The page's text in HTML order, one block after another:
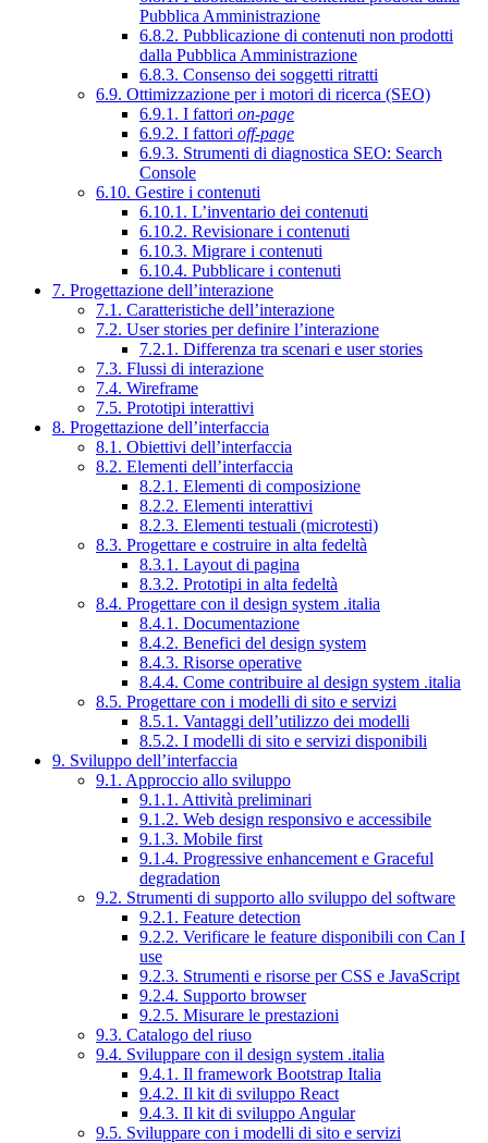
Pubblica Amministrazione
6.8.2. Pubblicazione di contenuti non prodotti
dalla Pubblica Amministrazione
6.8.3. Consenso dei soggetti ritratti
6.9. Ottimizzazione per i motori di ricerca (SEO)
6.9.1. I fattori on-page
6.9.2. I fattori off-page
6.9.3. Strumenti di diagnostica SEO: Search
Console
6.10. Gestire i contenuti
6.10.1. L’inventario dei contenuti
6.10.2. Revisionare i contenuti
6.10.3. Migrare i contenuti
6.10.4. Pubblicare i contenuti
7. Progettazione dell’interazione
7.1. Caratteristiche dell’interazione
7.2. User stories per definire l’interazione
7.2.1. Differenza tra scenari e user stories
7.3. Flussi di interazione
7.4. Wireframe
7.5. Prototipi interattivi
8. Progettazione dell’interfaccia
8.1. Obiettivi dell’interfaccia
8.2. Elementi dell’interfaccia
8.2.1. Elementi di composizione
8.2.2. Elementi interattivi
8.2.3. Elementi testuali (microtesti)
8.3. Progettare e costruire in alta fedeltà
8.3.1. Layout di pagina
8.3.2. Prototipi in alta fedeltà
8.4. Progettare con il design system .italia
8.4.1. Documentazione
8.4.2. Benefici del design system
8.4.3. Risorse operative
8.4.4. Come contribuire al design system .italia
8.5. Progettare con i modelli di sito e servizi
8.5.1. Vantaggi dell’utilizzo dei modelli
8.5.2. I modelli di sito e servizi disponibili
9. Sviluppo dell’interfaccia
9.1. Approccio allo sviluppo
9.1.1. Attività preliminari
9.1.2. Web design responsivo e accessibile
9.1.3. Mobile first
9.1.4. Progressive enhancement e Graceful
degradation
9.2. Strumenti di supporto allo sviluppo del software
9.2.1. Feature detection
9.2.2. Verificare le feature disponibili con Can I
use
9.2.3. Strumenti e risorse per CSS e JavaScript
9.2.4. Supporto browser
9.2.5. Misurare le prestazioni
9.3. Catalogo del riuso
9.4. Sviluppare con il design system .italia
9.4.1. Il framework Bootstrap Italia
9.4.2. Il kit di sviluppo React
9.4.3. Il kit di sviluppo Angular
9.5. Sviluppare con i modelli di sito e servizi